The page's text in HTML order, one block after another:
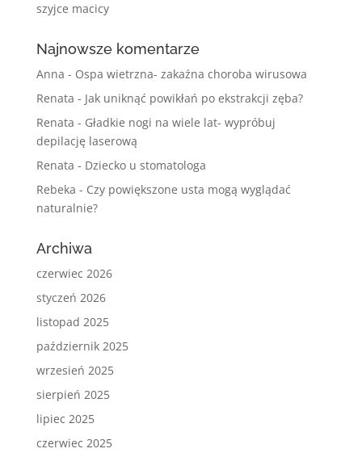
szyjce macicy
Najnowsze komentarze
Anna - Ospa wietrzna- zakaźna choroba wirusowa
Renata - Jak uniknąć powikłań po ekstrakcji zęba?
Renata - Gładkie nogi na wiele lat- wypróbuj
depilację laserową
Renata - Dziecko u stomatologa
Rebeka - Czy powiększone usta mogą wyglądać
naturalnie?
Archiwa
czerwiec 2026
styczeń 2026
listopad 2025
październik 2025
wrzesień 2025
sierpień 2025
lipiec 2025
czerwiec 2025